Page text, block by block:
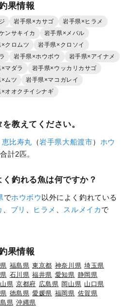
果情報
岩手県×カサゴ
岩手県×ヒラメ
ンサキイカ
岩手県×メバル
クロムツ
岩手県×クロソイ
岩手県×ホウボウ
岩手県×アイナメ
マダラ
岩手県×ウッカリカサゴ
ムツ
岩手県×マコガレイ
オオクチイシナギ
教えてください。
恵比寿丸 （岩手県大船渡市） ホウ
計2匹。
釣れる魚は何ですか？
でホウボウ 以外によく釣れている
ブリ ヒラメ スルメイカで
果情報
福島県 東京都 神奈川県 埼玉県
石川県 福井県 愛知県 静岡県
県 京都府 広島県 岡山県 山口県
徳島県 愛媛県 福岡県 佐賀県
県 沖縄県